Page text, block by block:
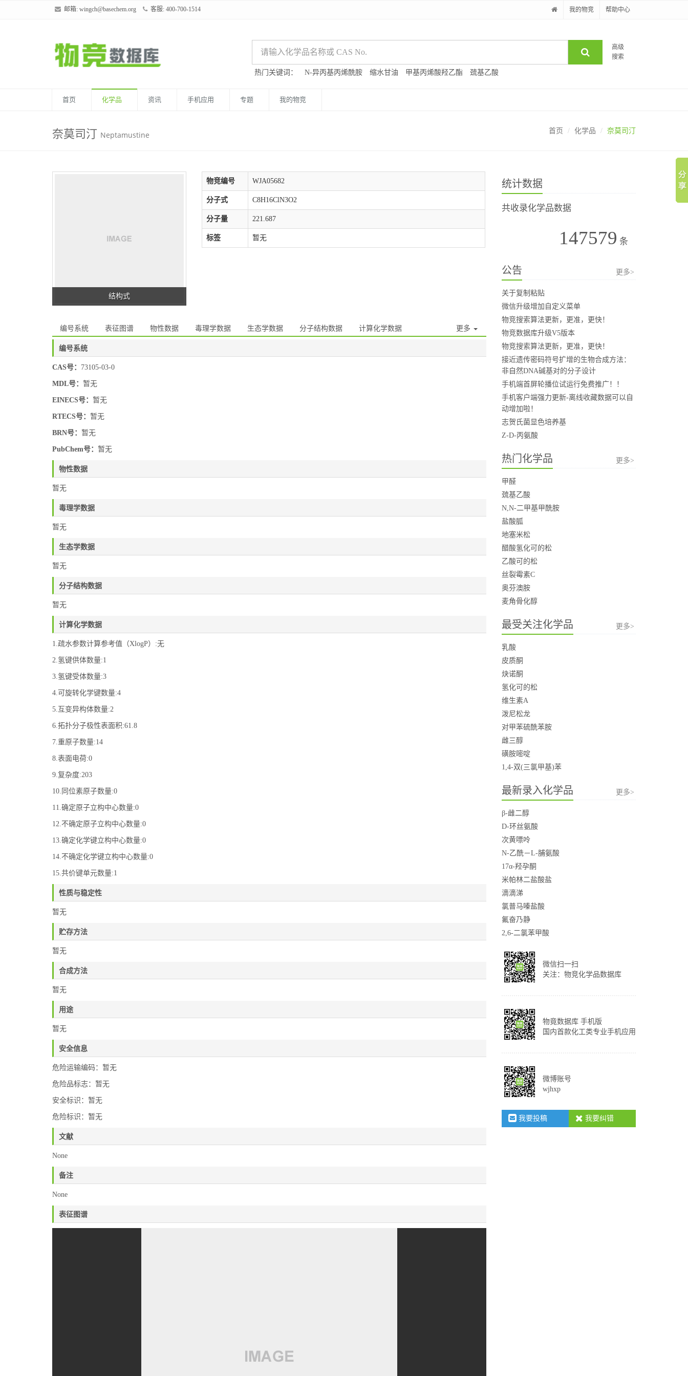
邮箱: wingch@basechem.org 客服: 400-700-1514 我的物竞 帮助中心
高级
搜索
热门关键词： N-异丙基丙烯酰胺 缩水甘油 甲基丙烯酸羟乙酯 巯基乙酸
首页 化学品 资讯 手机应用 专题 我的物竞
奈莫司汀 Neptamustine 首页 化学品 奈莫司汀
结构式
物竞编号 WJA05682
分子式 C8H16ClN3O2
分子量 221.687
标签 暂无
编号系统 表征图谱 物性数据 毒理学数据 生态学数据 分子结构数据 计算化学数据 更多
编号系统
CAS号： 73105-03-0
MDL号： 暂无
EINECS号： 暂无
RTECS号： 暂无
BRN号： 暂无
PubChem号： 暂无
物性数据
暂无
毒理学数据
暂无
生态学数据
暂无
分子结构数据
暂无
计算化学数据
1.疏水参数计算参考值（XlogP）:无
2.氢键供体数量:1
3.氢键受体数量:3
4.可旋转化学键数量:4
5.互变异构体数量:2
6.拓扑分子极性表面积:61.8
7.重原子数量:14
8.表面电荷:0
9.复杂度:203
10.同位素原子数量:0
11.确定原子立构中心数量:0
12.不确定原子立构中心数量:0
13.确定化学键立构中心数量:0
14.不确定化学键立构中心数量:0
15.共价键单元数量:1
性质与稳定性
暂无
贮存方法
暂无
合成方法
暂无
用途
暂无
安全信息
危险运输编码：暂无
危险品标志：暂无
安全标识：暂无
危险标识：暂无
文献
None
备注
None
表征图谱
统计数据
共收录化学品数据
147579 条
公告 更多>
关于复制粘贴
微信升级增加自定义菜单
物竞搜索算法更新，更准，更快！
物竞数据库升级V5版本
物竞搜索算法更新，更准，更快！
接近遗传密码符号扩增的生物合成方法：
非自然DNA碱基对的分子设计
手机端首屏轮播位试运行免费推广！！
手机客户端强力更新-离线收藏数据可以自
动增加啦！
志贺氏菌显色培养基
Z-D-丙氨酸
热门化学品 更多>
甲醛
巯基乙酸
N,N-二甲基甲酰胺
盐酸胍
地塞米松
醋酸氢化可的松
乙酸可的松
丝裂霉素C
奥芬澳胺
麦角骨化醇
最受关注化学品 更多>
乳酸
皮质酮
炔诺酮
氢化可的松
维生素A
泼尼松龙
对甲苯硫酰苯胺
雌三醇
磺胺嘧啶
1,4-双(三氯甲基)苯
最新录入化学品 更多>
β-雌二醇
D-环丝氨酸
次黄嘌呤
N-乙酰－L-脯氨酸
17α-羟孕酮
米帕林二盐酸盐
滴滴涕
氯普马嗪盐酸
氟奋乃静
2,6-二氯苯甲酸
微信扫一扫
关注：物竞化学品数据库
物竟数据库 手机版
国内首款化工类专业手机应用
微博账号
wjhxp
我要投稿 我要纠错